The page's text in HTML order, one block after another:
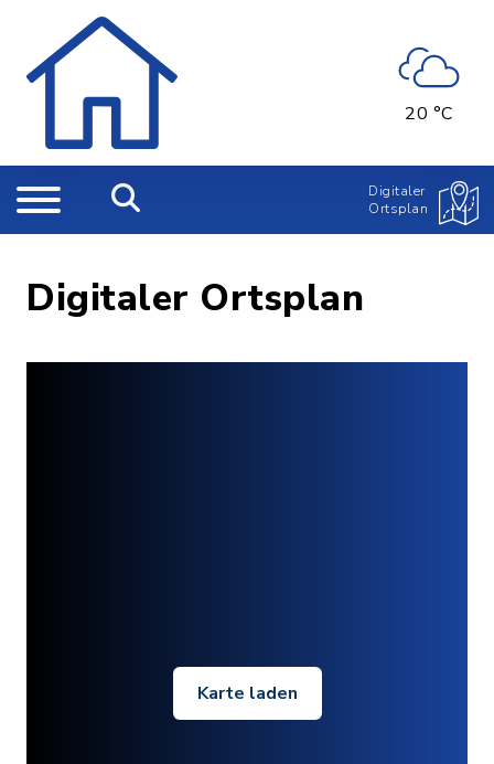
20 °C
Digitaler
Ortsplan
Digitaler Ortsplan
Karte laden